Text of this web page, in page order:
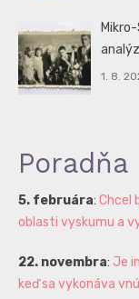
1. 8.
Poradňa
5. februára: Chcel
oblasti vyskumu a
22. novembra: Je
keď sa vykonáva